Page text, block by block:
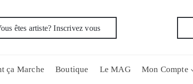
êtes artiste? Inscrivez vous
ça Marche Boutique Le MAG Mon Compte